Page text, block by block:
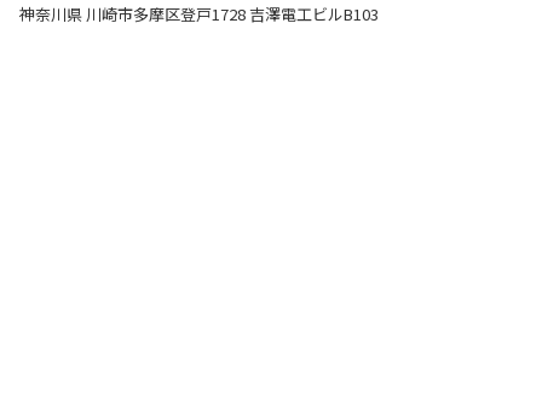
神奈川県 川崎市多摩区登戸1728 吉澤電工ビルB103